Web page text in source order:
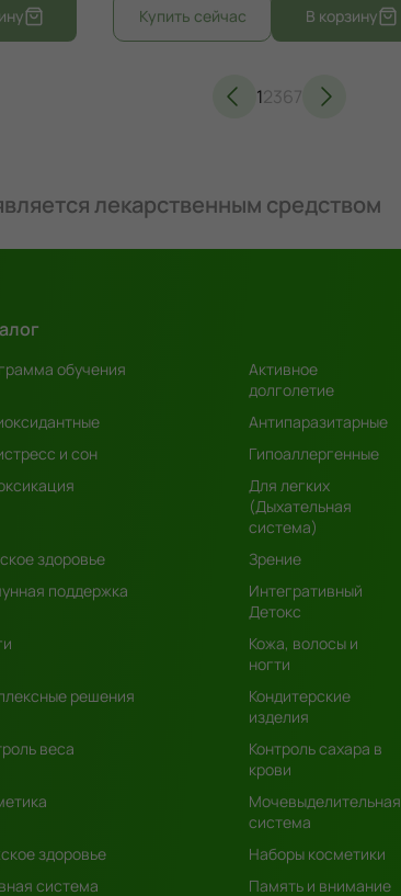
12367
лекарственным средством
обучения
Активное
долголетие
Антипаразитарные
и сон
Гипоаллергенные
Для легких
(Дыхательная
система)
здоровье
Зрение
поддержка
Интегративный
Детокс
Кожа, волосы и
ногти
решения
Кондитерские
изделия
веса
Контроль сахара в
крови
Мочевыделительная
система
здоровье
Наборы косметики
система
Память и внимание